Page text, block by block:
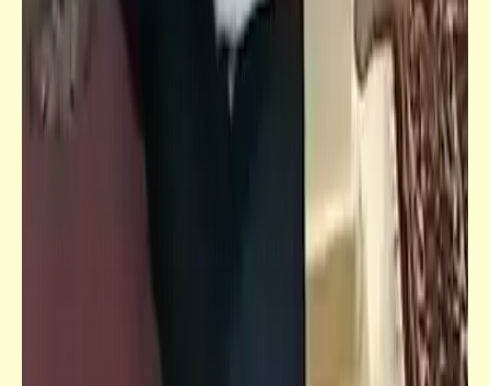
فيدراديو
أفخم سجون العالم | اللهم اوعدنا ونبقى "رد
سجون" قادر يا كريم